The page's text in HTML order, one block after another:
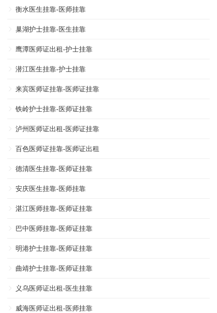
衡水医生挂靠-医师挂靠
巢湖护士挂靠-医生挂靠
鹰潭医师证出租-护士挂靠
潜江医生挂靠-护士挂靠
来宾医师证挂靠-医师证挂靠
铁岭护士挂靠-医师证挂靠
泸州医师证出租-医师证挂靠
百色医师证挂靠-医师证出租
德清医生挂靠-医师证挂靠
安庆医生挂靠-医师挂靠
湛江医师挂靠-医师证挂靠
巴中医师挂靠-医师证挂靠
明港护士挂靠-医师证挂靠
曲靖护士挂靠-医师证挂靠
义乌医师证出租-医生挂靠
威海医师证出租-医师挂靠